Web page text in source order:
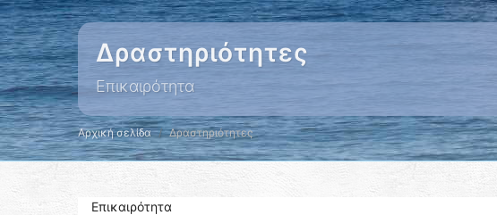
Δραστηριότητες
Επικαιρότητα
Αρχική σελίδα Δραστηριότητες
Επικαιρότητα